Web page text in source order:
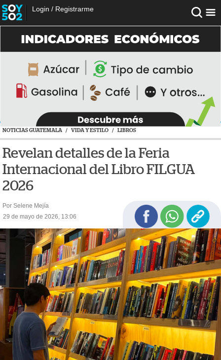
Login / Registrarme
NOTICIAS GUATEMALA / VIDA Y ESTILO / LIBROS
Revelan detalles de la Feria
Internacional del Libro FILGUA
2026
Por Selene Mejía
29 de mayo de 2026, 13:06